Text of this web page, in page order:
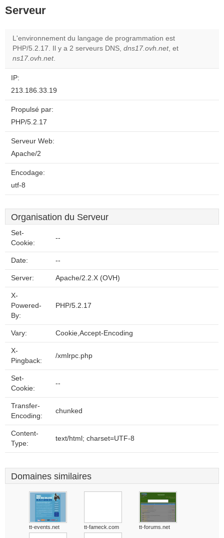
Serveur
L'environnement du langage de programmation est
PHP/5.2.17. Il y a 2 serveurs DNS, dns17.ovh.net, et
ns17.ovh.net.
IP:
213.186.33.19
Propulsé par:
PHP/5.2.17
Serveur Web:
Apache/2
Encodage:
utf-8
Organisation du Serveur
Set-
Cookie:
--
Date: --
Server: Apache/2.2.X (OVH)
X-
Powered-
By:
PHP/5.2.17
Vary: Cookie,Accept-Encoding
X-
Pingback:
/xmlrpc.php
Set-
Cookie:
--
Transfer-
Encoding:
chunked
Content-
Type:
text/html; charset=UTF-8
Domaines similaires
tt-events.net tt-fameck.com tt-forums.net